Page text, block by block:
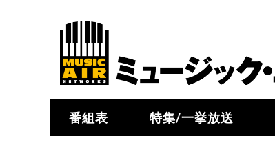
番組表 特集/一挙放送